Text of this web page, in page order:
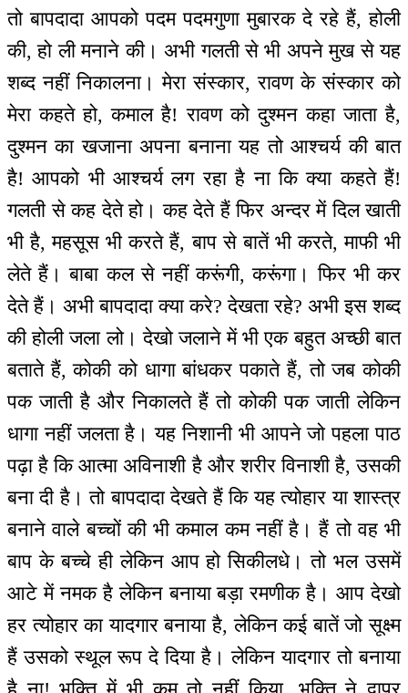
तो बापदादा आपको पदम पदमगुणा मुबारक दे रहे हैं, होली
की, हो ली मनाने की। अभी गलती से भी अपने मुख से यह
शब्द नहीं निकालना। मेरा संस्कार, रावण के संस्कार को
मेरा कहते हो, कमाल है! रावण को दुश्मन कहा जाता है,
दुश्मन का खजाना अपना बनाना यह तो आश्चर्य की बात
है! आपको भी आश्चर्य लग रहा है ना कि क्या कहते हैं!
गलती से कह देते हो। कह देते हैं फिर अन्दर में दिल खाती
भी है, महसूस भी करते हैं, बाप से बातें भी करते, माफी भी
लेते हैं। बाबा कल से नहीं करूंगी, करूंगा। फिर भी कर
देते हैं। अभी बापदादा क्या करे? देखता रहे? अभी इस शब्द
की होली जला लो। देखो जलाने में भी एक बहुत अच्छी बात
बताते हैं, कोकी को धागा बांधकर पकाते हैं, तो जब कोकी
पक जाती है और निकालते हैं तो कोकी पक जाती लेकिन
धागा नहीं जलता है। यह निशानी भी आपने जो पहला पाठ
पढ़ा है कि आत्मा अविनाशी है और शरीर विनाशी है, उसकी
बना दी है। तो बापदादा देखते हैं कि यह त्योहार या शास्त्र
बनाने वाले बच्चों की भी कमाल कम नहीं है। हैं तो वह भी
बाप के बच्चे ही लेकिन आप हो सिकीलधे। तो भल उसमें
आटे में नमक है लेकिन बनाया बड़ा रमणीक है। आप देखो
हर त्योहार का यादगार बनाया है, लेकिन कई बातें जो सूक्ष्म
हैं उसको स्थूल रूप दे दिया है। लेकिन यादगार तो बनाया